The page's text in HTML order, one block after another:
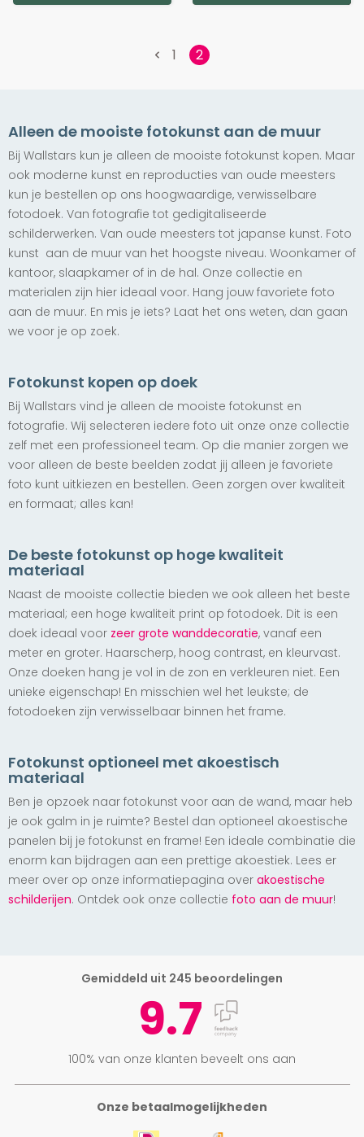
Amsterdam
vanaf € 147,50
Limited Edition
Exclusief
Searching for
some Sand
vanaf € 167,50
Bekijk Product
Limited Edition
Exclusief
Sunset
vanaf € 147,50
Bekijk Product
Colored Pigs
vanaf € 142,50
Bekijk Product
Limited Edition
Colored Cows
vanaf € 152,50
Bekijk Product
Inside Journey
vanaf € 142,50
Bekijk Product
Limited Edition
Moviestar
Bekijk Product
Limited Edition
Exclusief
Sky High!
vanaf € 155,00
Bekijk Product
Limited Edition
Exclusief
Moment Of
Truth
vanaf € 142,50
Bekijk Product
Limited Edition
Exclusief
When Soft
Meets Hard
Bekijk Product
Limited Edition
Exclusief
Anything Is
Possible, If You
Got Enough
Nerve 1
Bekijk Product
Limited Edition
Exclusief
Anything Is
Possible, If You
Got Enough
Bekijk Product
Limited Edition
Exclusief
Anything Is
Possible, If You
Got Enough
Bekijk Product
Limited Edition
Exclusief
The Breath In
my Longs This
Morning
Bekijk Product
Limited Edition
Exclusief
Young
vanaf € 147,50
Bekijk Product
My Baggage
vanaf € 167,50
Bekijk Product
1 2
Alleen de mooiste fotokunst aan de muur
Bij Wallstars kun je alleen de mooiste fotokunst kopen. Maar
ook moderne kunst en reproducties van oude meesters
kun je bestellen op ons hoogwaardige, verwisselbare
fotodoek. Van fotografie tot gedigitaliseerde
schilderwerken. Van oude meesters tot japanse kunst. Foto
kunst aan de muur van het hoogste niveau. Woonkamer of
kantoor, slaapkamer of in de hal. Onze collectie en
materialen zijn hier ideaal voor. Hang jouw favoriete foto
aan de muur. En mis je iets? Laat het ons weten, dan gaan
we voor je op zoek.
Fotokunst kopen op doek
Bij Wallstars vind je alleen de mooiste fotokunst en
fotografie. Wij selecteren iedere foto uit onze onze collectie
zelf met een professioneel team. Op die manier zorgen we
voor alleen de beste beelden zodat jij alleen je favoriete
foto kunt uitkiezen en bestellen. Geen zorgen over kwaliteit
en formaat; alles kan!
De beste fotokunst op hoge kwaliteit
materiaal
Naast de mooiste collectie bieden we ook alleen het beste
materiaal; een hoge kwaliteit print op fotodoek. Dit is een
doek ideaal voor zeer grote wanddecoratie, vanaf een
meter en groter. Haarscherp, hoog contrast, en kleurvast.
Onze doeken hang je vol in de zon en verkleuren niet. Een
unieke eigenschap! En misschien wel het leukste; de
fotodoeken zijn verwisselbaar binnen het frame.
Fotokunst optioneel met akoestisch
materiaal
Ben je opzoek naar fotokunst voor aan de wand, maar heb
je ook galm in je ruimte? Bestel dan optioneel akoestische
panelen bij je fotokunst en frame! Een ideale combinatie die
enorm kan bijdragen aan een prettige akoestiek. Lees er
meer over op onze informatiepagina over akoestische
schilderijen. Ontdek ook onze collectie foto aan de muur!
Onze betaalmogelijkheden
Gemiddeld uit 245 beoordelingen
9.7
100% van onze klanten beveelt ons aan